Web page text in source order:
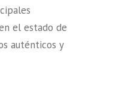
el estado de
auténticos y